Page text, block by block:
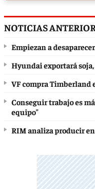
NOTICIAS
Empiezan a
Hyundai exportará
VF compra Timberland
Conseguir trabajo es
equipo"
RIM analiza producir